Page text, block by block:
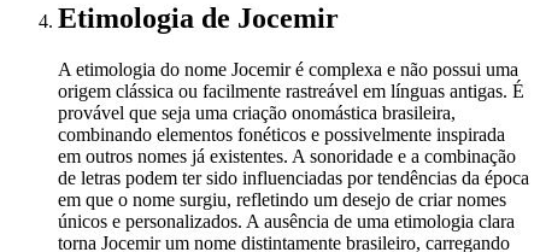
Etimologia de Jocemir
A etimologia do nome Jocemir é complexa e não possui uma
origem clássica ou facilmente rastreável em línguas antigas. É
provável que seja uma criação onomástica brasileira,
combinando elementos fonéticos e possivelmente inspirada
em outros nomes já existentes. A sonoridade e a combinação
de letras podem ter sido influenciadas por tendências da época
em que o nome surgiu, refletindo um desejo de criar nomes
únicos e personalizados. A ausência de uma etimologia clara
torna Jocemir um nome distintamente brasileiro, carregando